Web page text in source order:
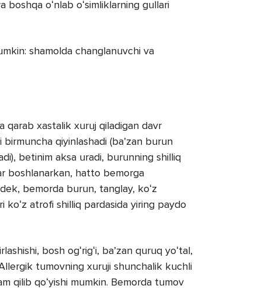
boshqa oʻnlab oʻsimliklarning gullari
shamolda changlanuvchi va
qarab xastalik xuruj qiladigan davr
qiyinlashadi (baʼzan burun
betinim aksa uradi, burunning shilliq
boshlanarkan, hatto bemorga
bemorda burun, tanglay, koʻz
koʻz atrofi shilliq pardasida yiring paydo
bosh ogʻrigʻi, baʼzan quruq yoʻtal,
tumovning xuruji shunchalik kuchli
qilib qoʻyishi mumkin. Bemorda tumov